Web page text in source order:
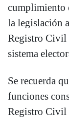
cumplimiento
la legislación
Registro Civil
sistema
Se recuerda
funciones
Registro Civil